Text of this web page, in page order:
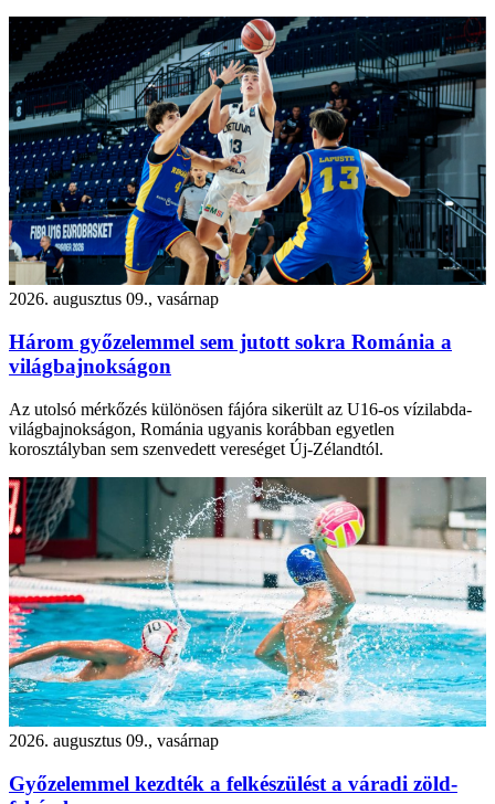
2026. augusztus 09., vasárnap
Három győzelemmel sem jutott sokra Románia a
világbajnokságon
Az utolsó mérkőzés különösen fájóra sikerült az U16-os vízilabda-
világbajnokságon, Románia ugyanis korábban egyetlen
korosztályban sem szenvedett vereséget Új-Zélandtól.
2026. augusztus 09., vasárnap
Győzelemmel kezdték a felkészülést a váradi zöld-